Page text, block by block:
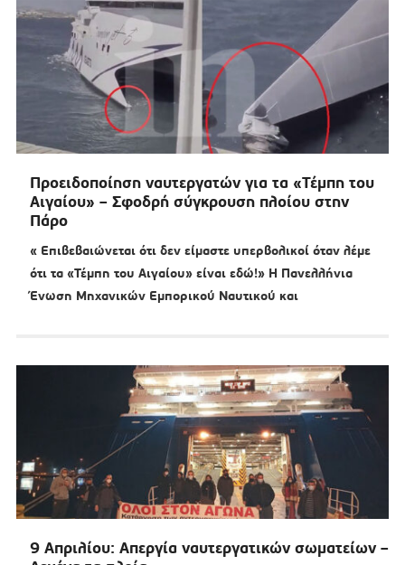
Προειδοποίηση ναυτεργατών για τα «Τέμπη του
Αιγαίου» – Σφοδρή σύγκρουση πλοίου στην
Πάρο
« Επιβεβαιώνεται ότι δεν είμαστε υπερβολικοί όταν λέμε
ότι τα «Τέμπη του Αιγαίου» είναι εδώ!» Η Πανελλήνια
Ένωση Μηχανικών Εμπορικού Ναυτικού και
9 Απριλίου: Απεργία ναυτεργατικών σωματείων –